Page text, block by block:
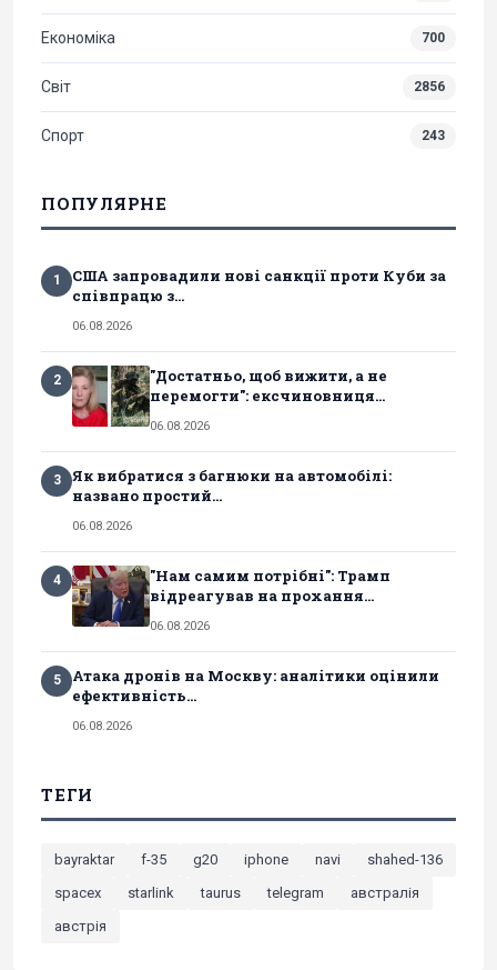
Економіка 700
Світ 2856
Спорт 243
ПОПУЛЯРНЕ
1
США запровадили нові санкції проти Куби за
співпрацю з...
06.08.2026
2
"Достатньо, щоб вижити, а не
перемогти": ексчиновниця...
06.08.2026
3
Як вибратися з багнюки на автомобілі:
названо простий...
06.08.2026
4
"Нам самим потрібні": Трамп
відреагував на прохання...
06.08.2026
5
Атака дронів на Москву: аналітики оцінили
ефективність...
06.08.2026
ТЕГИ
bayraktar f-35 g20 iphone navi
shahed-136
spacex
starlink taurus telegram
австралія
австрія